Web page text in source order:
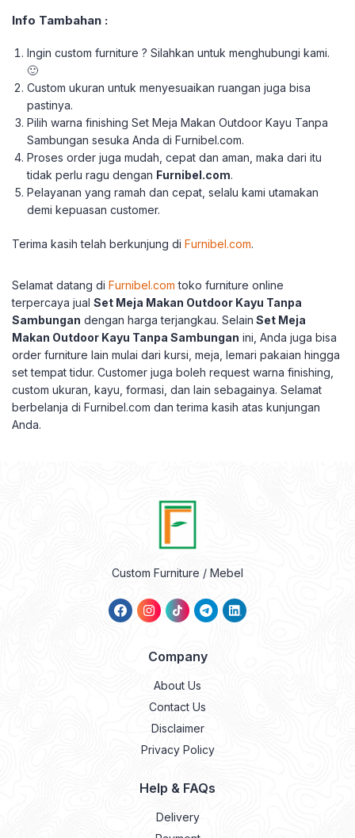
Info Tambahan :
Ingin custom furniture ? Silahkan untuk menghubungi kami.
🙂
Custom ukuran untuk menyesuaikan ruangan juga bisa
pastinya.
Pilih warna finishing Set Meja Makan Outdoor Kayu Tanpa
Sambungan sesuka Anda di Furnibel.com.
Proses order juga mudah, cepat dan aman, maka dari itu
tidak perlu ragu dengan Furnibel.com.
Pelayanan yang ramah dan cepat, selalu kami utamakan
demi kepuasan customer.
Terima kasih telah berkunjung di Furnibel.com.
Selamat datang di Furnibel.com toko furniture online
terpercaya jual Set Meja Makan Outdoor Kayu Tanpa
Sambungan dengan harga terjangkau. Selain Set Meja
Makan Outdoor Kayu Tanpa Sambungan ini, Anda juga bisa
order furniture lain mulai dari kursi, meja, lemari pakaian hingga
set tempat tidur. Customer juga boleh request warna finishing,
custom ukuran, kayu, formasi, dan lain sebagainya. Selamat
berbelanja di Furnibel.com dan terima kasih atas kunjungan
Anda.
Custom Furniture / Mebel
Company
About Us
Contact Us
Disclaimer
Privacy Policy
Help & FAQs
Delivery